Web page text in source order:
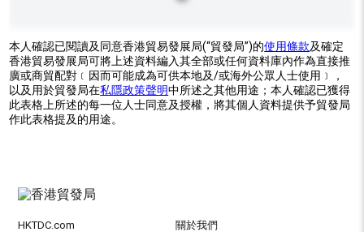
本人確認已閱讀及同意香港貿易發展局(“貿發局”)的使用條款及確定
香港貿易發展局可將上述資料編入其全部或任何資料庫內作為直接推
廣或商貿配對﹝因而可能成為可供本地及/或海外公眾人士使用﹞，
以及用於貿發局在私隱政策聲明中所述之其他用途；本人確認已獲得
此表格上所述的每一位人士同意及授權，將其個人資料提供予貿發局
作此表格提及的用途。
HKTDC.com 關於我們